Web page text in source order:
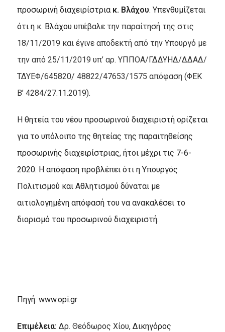
προσωρινή διαχειρίστρια κ. Βλάχου. Υπενθυμίζεται
ότι η κ. Βλάχου υπέβαλε την παραίτησή της στις
18/11/2019 και έγινε αποδεκτή από την Υπουργό με
την από 25/11/2019 υπ’ αρ. ΥΠΠΟΑ/ΓΔΔΥΗΔ/ΔΔΑΔ/
ΤΔΥΕΦ/645820/ 48822/47653/1575 απόφαση (ΦΕΚ
B’ 4284/27.11.2019).
Η θητεία του νέου προσωρινού διαχειριστή ορίζεται
για το υπόλοιπο της θητείας της παραιτηθείσης
προσωρινής διαχειρίστριας, ήτοι μέχρι τις 7-6-
2020. Η απόφαση προβλέπει ότι η Υπουργός
Πολιτισμού και Αθλητισμού δύναται με
αιτιολογημένη απόφασή του να ανακαλέσει το
διορισμό του προσωρινού διαχειριστή.
Πηγή: www.opi.gr
Επιμέλεια: Δρ. Θεόδωρος Χίου, Δικηγόρος